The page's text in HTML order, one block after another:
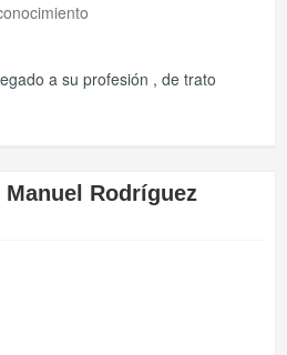
a su profesión , de trato
Manuel Rodríguez